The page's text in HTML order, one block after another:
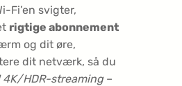
Fi’en svigter,
rigtige abonnement
og dit øre,
dit netværk, så du
4K/HDR-streaming–